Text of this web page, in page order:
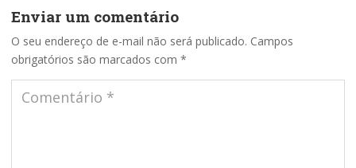
Enviar um comentário
O seu endereço de e-mail não será publicado. Campos
obrigatórios são marcados com *